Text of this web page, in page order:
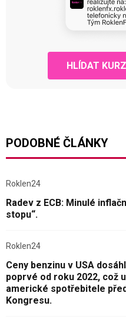
HLÍDAT
PODOBNÉ ČLÁNKY
Roklen24
Radev z ECB: Minulé
stopu“.
Roklen24
Ceny benzinu v USA
poprvé od roku 2022, což
americké spotřebitele
Kongresu.